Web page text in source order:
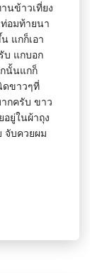
นข้าวเที่ยง
อมท้ายนา
แกก็เอา
บ แกบอก
กนั้นแกก็
ดขาวๆที่
กครับ ขาว
ยู่ในผ้าถุง
จับควยผม